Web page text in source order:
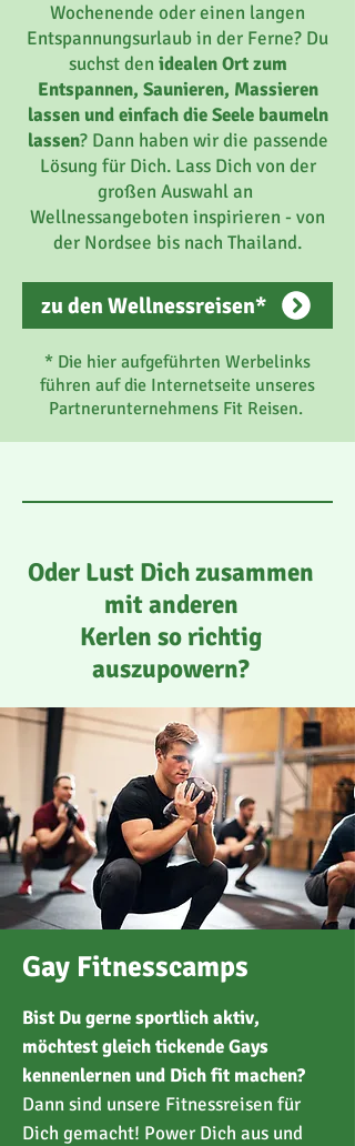
Wochenende oder einen langen
Entspannungsurlaub in der Ferne? Du
suchst denidealen Ort zum
Entspannen, Saunieren, Massieren
lassen und einfach die Seele baumeln
lassen? Dann haben wir die passende
Lösung für Dich. Lass Dich von der
großen Auswahl an
Wellnessangeboten inspirieren - von
der Nordsee bis nach Thailand.
zu den Wellnessreisen*
* Die hier aufgeführten Werbelinks
führen auf die Internetseite unseres
Partnerunternehmens Fit Reisen.
Oder Lust Dich zusammen
mit anderen
Kerlen so richtig
auszupowern?
Gay Fitnesscamps
Bist Du gerne sportlich aktiv,
möchtest gleich tickende Gays
kennenlernen und Dich fit machen?
Dann sind unsere Fitnessreisen für
Dich gemacht! Power Dich aus und